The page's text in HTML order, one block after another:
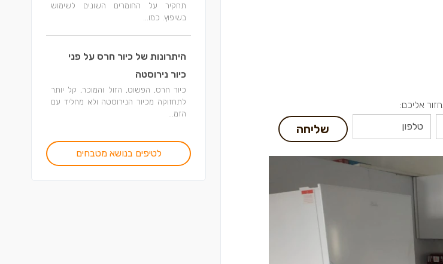
אליכם:
שליחה
תחקיר על החומרים השונים לשימוש
בשיפוץ. כמו...
היתרונות של כיור חרס על פני
כיור נירוסטה
כיור חרס, הפשוט, הזול והמוכר, קל יותר
לתחזוקה מכיור הנירוסטה ולא מחליד עם
הזמ...
לטיפים בנושא מטבחים